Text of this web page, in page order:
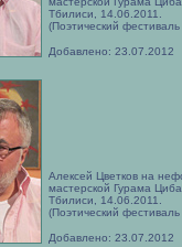
Тбилиси, 14.06.2011.
(Поэтический
Добавлено: 23.07.2012
Алексей Цветков на
мастерской Гурама
Тбилиси, 14.06.2011.
(Поэтический
Добавлено: 23.07.2012